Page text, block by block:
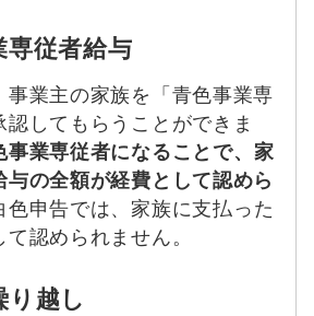
専従者給与
事業主の家族を「青色事業専
認してもらうことができま
事業専従者になることで、家
与の全額が経費として認めら
色申告では、家族に支払った
認められません。
り越し